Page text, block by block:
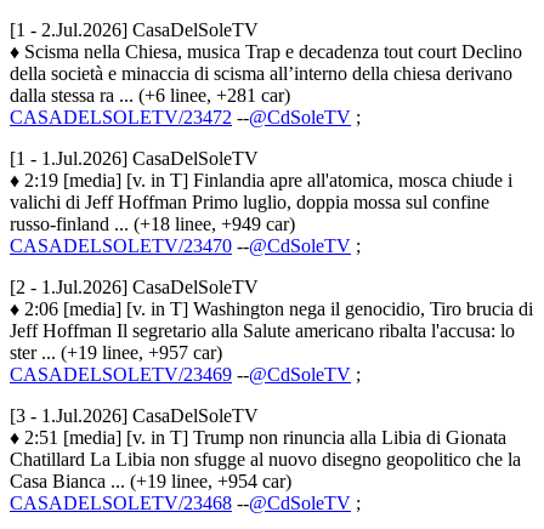
[1 - 2.Jul.2026] CasaDelSoleTV
♦ Scisma nella Chiesa, musica Trap e decadenza tout court Declino
della società e minaccia di scisma all’interno della chiesa derivano
dalla stessa ra ... (+6 linee, +281 car)
CASADELSOLETV/23472 --@CdSoleTV ;
[1 - 1.Jul.2026] CasaDelSoleTV
♦ 2:19 [media] [v. in T] Finlandia apre all'atomica, mosca chiude i
valichi di Jeff Hoffman Primo luglio, doppia mossa sul confine
russo-finland ... (+18 linee, +949 car)
CASADELSOLETV/23470 --@CdSoleTV ;
[2 - 1.Jul.2026] CasaDelSoleTV
♦ 2:06 [media] [v. in T] Washington nega il genocidio, Tiro brucia di
Jeff Hoffman Il segretario alla Salute americano ribalta l'accusa: lo
ster ... (+19 linee, +957 car)
CASADELSOLETV/23469 --@CdSoleTV ;
[3 - 1.Jul.2026] CasaDelSoleTV
♦ 2:51 [media] [v. in T] Trump non rinuncia alla Libia di Gionata
Chatillard La Libia non sfugge al nuovo disegno geopolitico che la
Casa Bianca ... (+19 linee, +954 car)
CASADELSOLETV/23468 --@CdSoleTV ;